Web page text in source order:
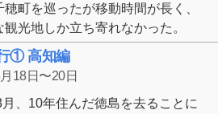
穂町を巡ったが移動時間が長く、
観光地しか立ち寄れなかった。
① 高知編
18日〜20日
、10年住んだ徳島を去ることに